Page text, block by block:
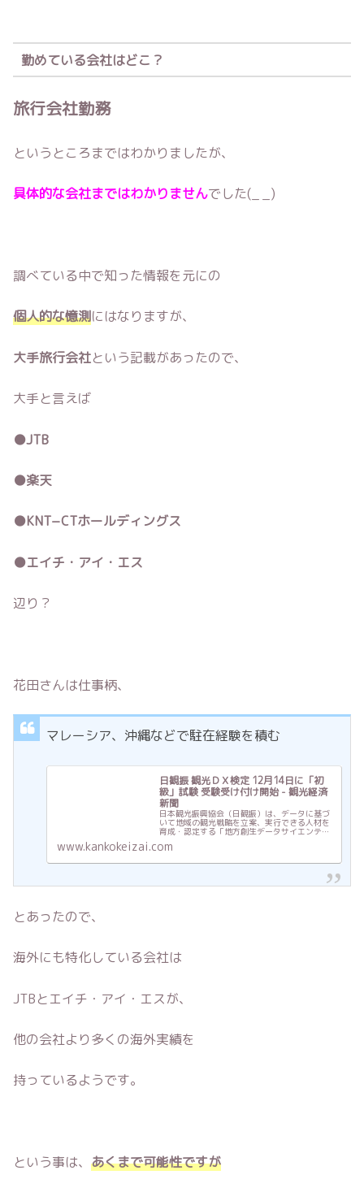
勤めている会社はどこ？
旅行会社勤務
というところまではわかりましたが、
具体的な会社まではわかりませんでした(_ _)
調べている中で知った情報を元にの
個人的な憶測にはなりますが、
大手旅行会社という記載があったので、
大手と言えば
●JTB
●楽天
●KNT−CTホールディングス
●エイチ・アイ・エス
辺り？
花田さんは仕事柄、
マレーシア、沖縄などで駐在経験を積む
日観振 観光ＤＸ検定 12月14日に「初
級」試験 受験受け付け開始 - 観光経済
新聞
日本観光振興協会（日観振）は、データに基づ
いて地域の観光戦略を立案、実行できる人材を
育成・認定する「地方創生データサイエンティ
「初級」検定試験を12月14日にオンライン試験
www.kankokeizai.com
とあったので、
海外にも特化している会社は
JTBとエイチ・アイ・エスが、
他の会社より多くの海外実績を
持っているようです。
という事は、 あくまで可能性ですが